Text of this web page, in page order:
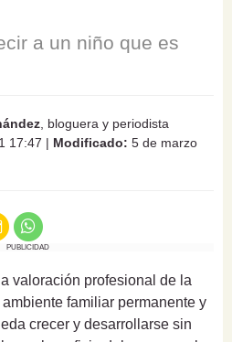
a un niño que es
, bloguera y periodista
17:47 | Modificado: 5 de marzo
PUBLICIDAD
valoración profesional de la
familiar permanente y
crecer y desarrollarse sin